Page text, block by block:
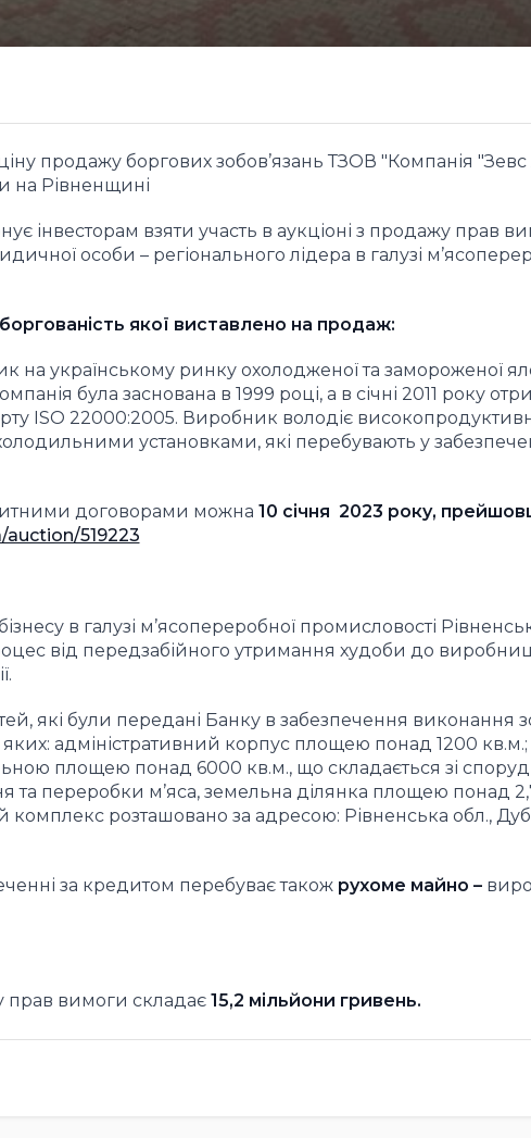
продажу боргових зобов’язань ТЗОВ "Компанія
на Рівненщині
інвесторам взяти участь в аукціоні з продажу прав
особи – регіонального лідера в галузі
якої виставлено на продаж:
на українському ринку охолодженої та замороженої
була заснована в 1999 році, а в січні 2011 року
ISO 22000:2005. Виробник володіє
установками, які перебувають у
договорами можна 10 січня 2023 року,
519223
в галузі м’ясопереробної промисловості
від передзабійного утримання худоби до
які були передані Банку в забезпечення виконання
адміністративний корпус площею понад 1200 кв.м.;
площею понад 6000 кв.м., що складається зі
та переробки м’яса, земельна ділянка площею понад
комплекс розташовано за адресою: Рівненська обл.,
за кредитом перебуває такожрухоме майно –
прав вимоги складає 15,2 мільйони гривень.